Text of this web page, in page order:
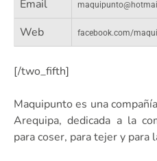
Email
Web facebook.com/
[/two_fifth]
Maquipunto es una
Arequipa, dedicada a la
para coser, para tejer y para